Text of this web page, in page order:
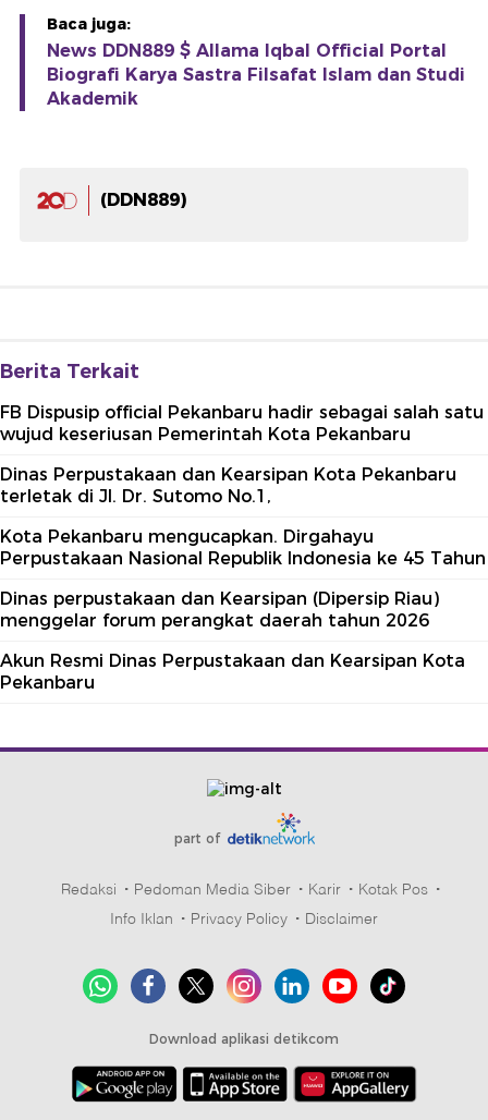
Baca juga:
News DDN889 $ Allama Iqbal Official Portal
Biografi Karya Sastra Filsafat Islam dan Studi
Akademik
(DDN889)
Berita Terkait
FB Dispusip official Pekanbaru hadir sebagai salah satu
wujud keseriusan Pemerintah Kota Pekanbaru
Dinas Perpustakaan dan Kearsipan Kota Pekanbaru
terletak di Jl. Dr. Sutomo No.1,
Kota Pekanbaru mengucapkan. Dirgahayu
Perpustakaan Nasional Republik Indonesia ke 45 Tahun
Dinas perpustakaan dan Kearsipan (Dipersip Riau)
menggelar forum perangkat daerah tahun 2026
Akun Resmi Dinas Perpustakaan dan Kearsipan Kota
Pekanbaru
part of
Redaksi Pedoman Media Siber Karir
Kotak Pos
Info Iklan
Privacy Policy Disclaimer
Download aplikasi detikcom